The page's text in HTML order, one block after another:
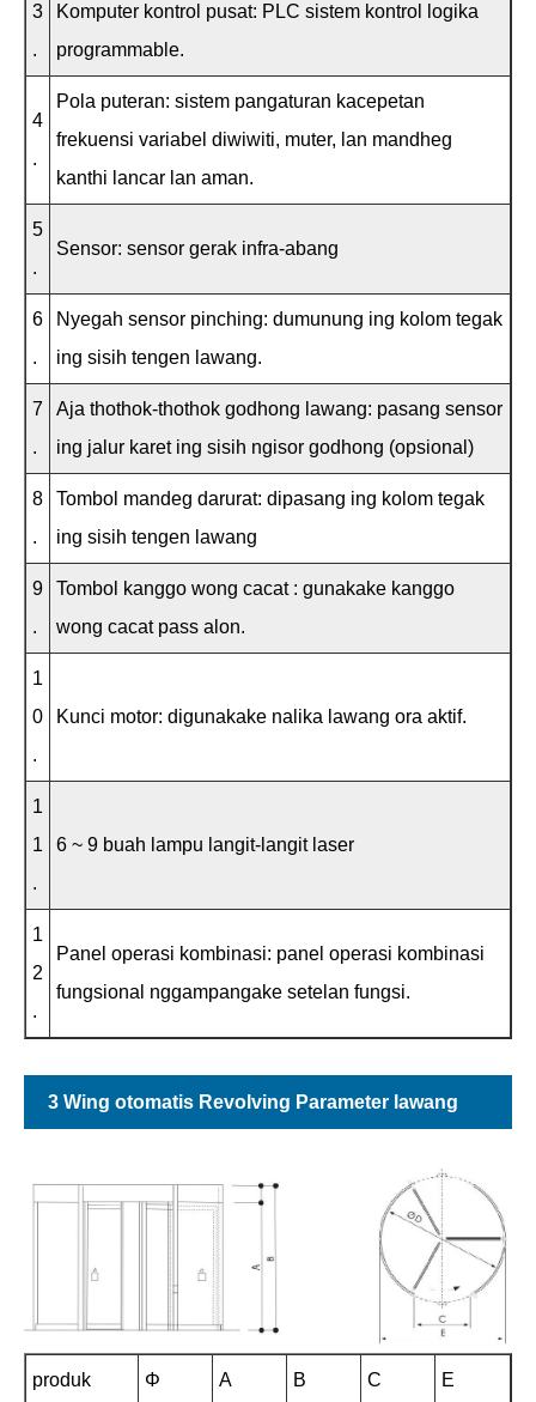
3
.
Komputer kontrol pusat: PLC sistem kontrol logika
programmable.
4
.
Pola puteran: sistem pangaturan kacepetan
frekuensi variabel diwiwiti, muter, lan mandheg
kanthi lancar lan aman.
5
.
Sensor: sensor gerak infra-abang
6
.
Nyegah sensor pinching: dumunung ing kolom tegak
ing sisih tengen lawang.
7
.
Aja thothok-thothok godhong lawang: pasang sensor
ing jalur karet ing sisih ngisor godhong (opsional)
8
.
Tombol mandeg darurat: dipasang ing kolom tegak
ing sisih tengen lawang
9
.
Tombol kanggo wong cacat : gunakake kanggo
wong cacat pass alon.
1
0
.
Kunci motor: digunakake nalika lawang ora aktif.
1
1
.
6 ~ 9 buah lampu langit-langit laser
1
2
.
Panel operasi kombinasi: panel operasi kombinasi
fungsional nggampangake setelan fungsi.
3 Wing otomatis Revolving Parameter lawang
produk Φ A B C E